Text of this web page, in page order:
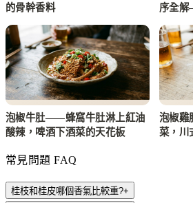
的骨幹香料
序全
泡椒牛肚——蜂窩牛肚淋上紅油
酸辣，啤酒下酒菜的天花板
泡椒
菜，川
常見問題 FAQ
桂枝和桂皮哪個香氣比較重?+